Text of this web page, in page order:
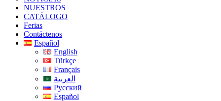
NUESTROS
CATÁLOGO
Ferias
Contáctenos
Español
English
Türkçe
Français
العربية
Русский
Español